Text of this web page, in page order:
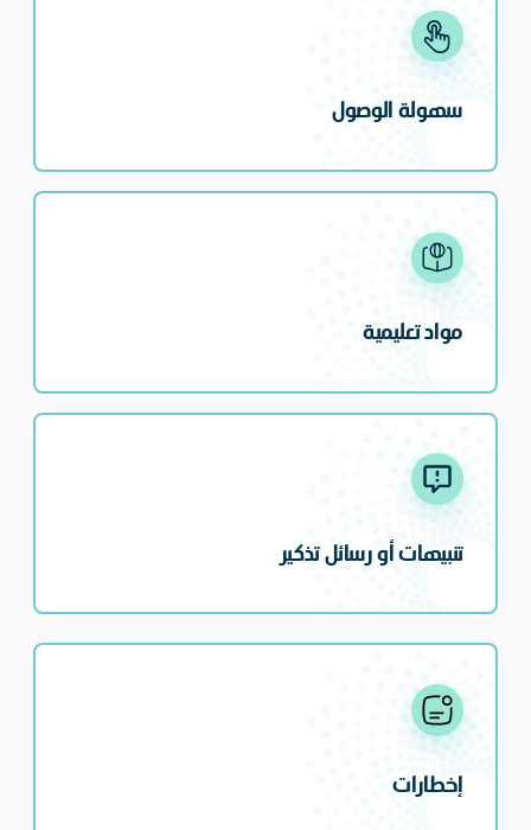
سهولة الوصول
مواد تعليمية
تنبيهات أو رسائل تذكير
إخطارات